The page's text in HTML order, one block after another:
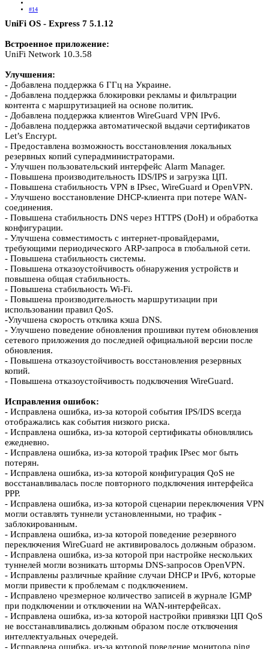
#14
UniFi OS - Express 7 5.1.12
Встроенное приложение:
UniFi Network 10.3.58
Улучшения:
- Добавлена поддержка 6 ГГц на Украине.
- Добавлена поддержка блокировки рекламы и фильтрации
контента с маршрутизацией на основе политик.
- Добавлена поддержка клиентов WireGuard VPN IPv6.
- Добавлена поддержка автоматической выдачи сертификатов
Let’s Encrypt.
- Предоставлена возможность восстановления локальных
резервных копий суперадминистраторами.
- Улучшен пользовательский интерфейс Alarm Manager.
- Повышена производительность IDS/IPS и загрузка ЦП.
- Повышена стабильность VPN в IPsec, WireGuard и OpenVPN.
- Улучшено восстановление DHCP-клиента при потере WAN-
соединения.
- Повышена стабильность DNS через HTTPS (DoH) и обработка
конфигурации.
- Улучшена совместимость с интернет-провайдерами,
требующими периодического ARP-запроса в глобальной сети.
- Повышена стабильность системы.
- Повышена отказоустойчивость обнаружения устройств и
повышена общая стабильность.
- Повышена стабильность Wi-Fi.
- Повышена производительность маршрутизации при
использовании правил QoS.
-Улучшена скорость отклика кэша DNS.
- Улучшено поведение обновления прошивки путем обновления
сетевого приложения до последней официальной версии после
обновления.
- Повышена отказоустойчивость восстановления резервных
копий.
- Повышена отказоустойчивость подключения WireGuard.
Исправления ошибок:
- Исправлена ошибка, из-за которой события IPS/IDS всегда
отображались как события низкого риска.
- Исправлена ошибка, из-за которой сертификаты обновлялись
ежедневно.
- Исправлена ошибка, из-за которой трафик IPsec мог быть
потерян.
- Исправлена ошибка, из-за которой конфигурация QoS не
восстанавливалась после повторного подключения интерфейса
PPP.
- Исправлена ошибка, из-за которой сценарии переключения VPN
могли оставлять туннели установленными, но трафик -
заблокированным.
- Исправлена ошибка, из-за которой поведение резервного
переключения WireGuard не активировалось должным образом.
- Исправлена ошибка, из-за которой при настройке нескольких
туннелей могли возникать штормы DNS-запросов OpenVPN.
- Исправлены различные крайние случаи DHCP и IPv6, которые
могли привести к проблемам с подключением.
- Исправлено чрезмерное количество записей в журнале IGMP
при подключении и отключении на WAN-интерфейсах.
- Исправлена ошибка, из-за которой настройки привязки ЦП QoS
не восстанавливались должным образом после отключения
интеллектуальных очередей.
- Исправлена ошибка, из-за которой поведение монитора ping